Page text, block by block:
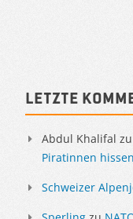
Letzte
Abdul Khalifal zu
Piratinnen
Schweizer